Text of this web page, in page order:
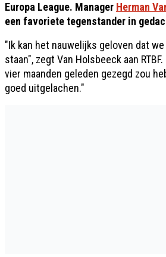
Europa League. Manager Herman
een favoriete tegenstander in
"Ik kan het nauwelijks geloven dat
staan", zegt Van Holsbeeck aan
vier maanden geleden gezegd zou
goed uitgelachen."